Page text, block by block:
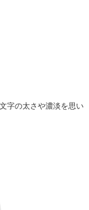
字の太さや濃淡を思い